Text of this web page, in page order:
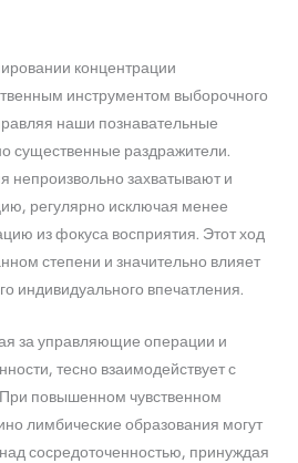
концентрации
инструментом выборочного
наши познавательные
существенные раздражители.
непроизвольно захватывают и
регулярно исключая менее
из фокуса восприятия. Этот ход
степени и значительно влияет
индивидуального впечатления.
за управляющие операции и
тесно взаимодействует с
повышенном чувственном
лимбические образования могут
над сосредоточенностью, принуждая